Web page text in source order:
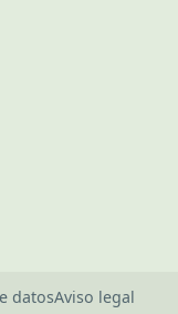
datosAviso legal